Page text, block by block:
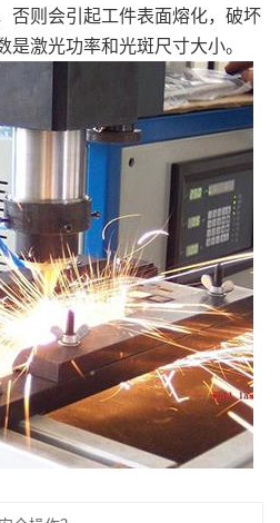
否则会引起工件表面熔化，破坏
激光功率和光斑尺寸大小。